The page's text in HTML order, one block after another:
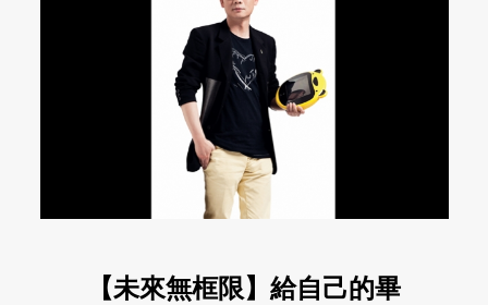
【未來無框限】給自己的畢